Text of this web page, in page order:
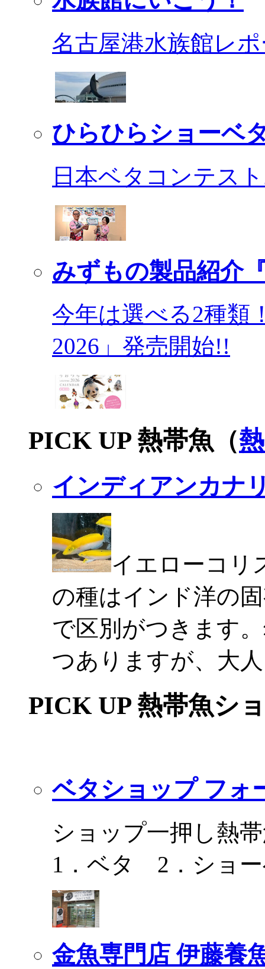
名古屋港水族館レ
ひらひらショーベ
日本ベタコンテス
みずもの製品紹介
今年は選べる2種類
2026」発売開始!!
PICK UP 熱帯魚（
インディアンカナ
イエローコリ
の種はインド洋の
で区別がつきます
つありますが、大
PICK UP 熱帯魚シ
ベタショップ フォ
ショップ一押し熱
1．ベタ 2．ショ
金魚専門店 伊藤養